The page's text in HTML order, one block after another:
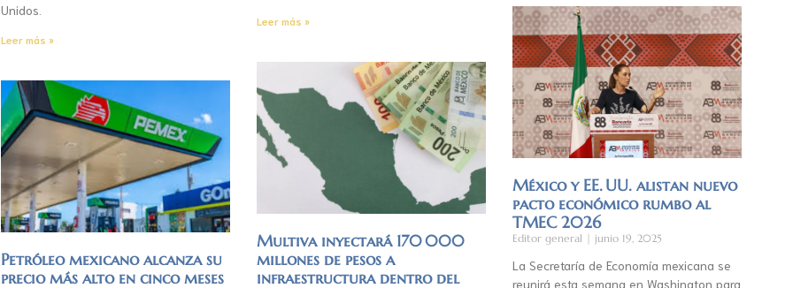
Unidos.
Leer más »
Leer más »
Petróleo mexicano alcanza su
precio más alto en cinco meses
Multiva inyectará 170 000
millones de pesos a
infraestructura dentro del
México y EE. UU. alistan nuevo
pacto económico rumbo al
TMEC 2026
Editor general junio 19, 2025
La Secretaría de Economía mexicana se
reunirá esta semana en Washington para